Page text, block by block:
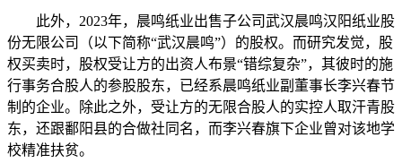
此外，2023年，晨鸣纸业出售子公司武汉晨鸣汉阳纸业股
份无限公司（以下简称“武汉晨鸣”）的股权。而研究发觉，股
权买卖时，股权受让方的出资人布景“错综复杂”，其彼时的施
行事务合股人的参股股东，已经系晨鸣纸业副董事长李兴春节
制的企业。除此之外，受让方的无限合股人的实控人取汗青股
东，还跟鄱阳县的合做社同名，而李兴春旗下企业曾对该地学
校精准扶贫。